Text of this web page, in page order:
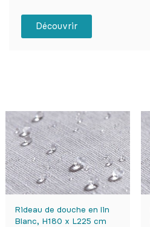
Découvrir
Rideau de douche en lin
Blanc, H180 x L225 cm